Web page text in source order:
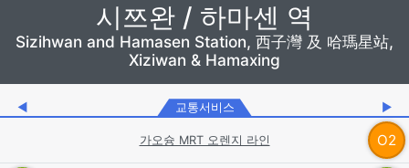
시쯔완 / 하마센 역
Sizihwan and Hamasen Station, 西子灣 及 哈瑪星站,
Xiziwan & Hamaxing
◀ 교통서비스 ▶
가오슝 MRT 오렌지 라인 O2